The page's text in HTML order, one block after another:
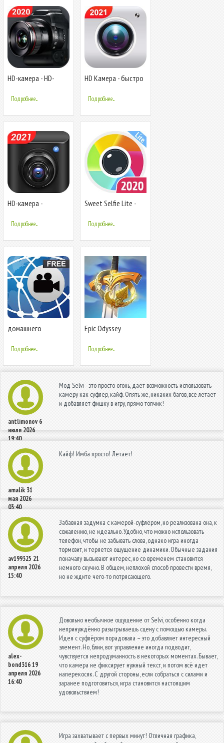
HD-камера - HD-
камера 4K
Подробнее...
HD Камера - быстро
видео
Подробнее...
HD-камера -
камера
Подробнее...
Sweet Selfie Lite -
камера,Эффект
красоты
Подробнее...
домашнего
камера
Подробнее...
Epic Odyssey
Подробнее...
antlimonov 6
июля 2026
19:40
Мод Selvi - это просто огонь, даёт возможность использовать
камеру как суфлёр, кайф. Опять же, никаких багов, всё летает
и добавляет фишку в игру, прямо топчик!
amalik 31
мая 2026
03:40
Кайф! Имба просто! Летает!
av199325 21
апреля 2026
15:40
Забавная задумка с камерой-суфлёром, но реализована она, к
сожалению, не идеально. Удобно, что можно использовать
телефон, чтобы не забывать слова, однако игра иногда
тормозит, и теряется ощущение динамики. Обычные задания
поначалу вызывают интерес, но со временем становится
немного скучно. В общем, неплохой способ провести время,
но не ждите чего-то потрясающего.
alex-
bond31619
апреля 2026
16:40
Довольно необычное ощущение от Selvi, особенно когда
непринуждённо разыгрываешь сцену с помощью камеры.
Идея с суфлёром порадовала – это добавляет интересный
элемент. Но, блин, вот управление иногда подводит,
чувствуется непродуманность в некоторых моментах. Бывает,
что камера не фиксирует нужный текст, и потом всё идет
наперекосяк. С другой стороны, если собраться с силами и
заранее подготовиться, игра становится настоящим
удовольствием!
Игра захватывает с первых минут! Отличная графика,